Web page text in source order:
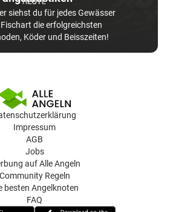
siehst du für jedes Gewässer
die erfolgreichsten
Köder und Beisszeiten!
Impressum
AGB
Jobs
auf Alle Angeln
Community Regeln
besten Angelknoten
FAQ